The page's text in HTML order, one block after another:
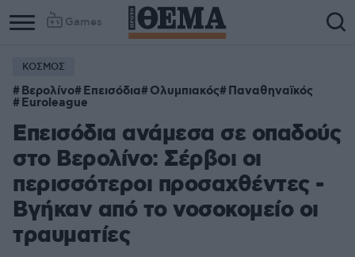
Games
ΚΟΣΜΟΣ
Βερολίνο Επεισόδια Ολυμπιακός Παναθηναϊκός
Euroleague
Επεισόδια ανάμεσα σε οπαδούς
στο Βερολίνο: Σέρβοι οι
περισσότεροι προσαχθέντες -
Βγήκαν από το νοσοκομείο οι
τραυματίες